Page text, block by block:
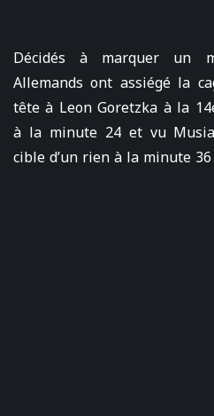
Décidés à marquer un
Allemands ont assiégé la
tête à Leon Goretzka à la
à la minute 24 et vu
cible d’un rien à la minute